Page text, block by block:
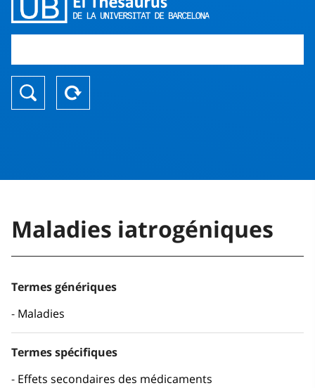
Maladies iatrogéniques
Termes génériques
Maladies
Termes spécifiques
Effets secondaires des médicaments